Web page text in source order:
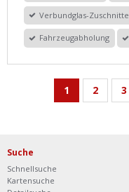
Verbundglas-Zuschnitte
Fahrzeugabholung
1 2 3
Suche
Schnellsuche
Kartensuche